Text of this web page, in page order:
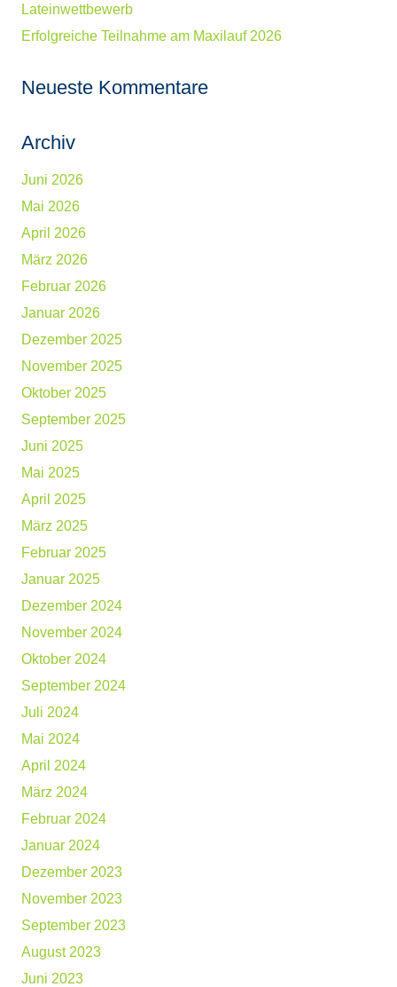
Lateinwettbewerb
Erfolgreiche Teilnahme am Maxilauf 2026
Neueste Kommentare
Archiv
Juni 2026
Mai 2026
April 2026
März 2026
Februar 2026
Januar 2026
Dezember 2025
November 2025
Oktober 2025
September 2025
Juni 2025
Mai 2025
April 2025
März 2025
Februar 2025
Januar 2025
Dezember 2024
November 2024
Oktober 2024
September 2024
Juli 2024
Mai 2024
April 2024
März 2024
Februar 2024
Januar 2024
Dezember 2023
November 2023
September 2023
August 2023
Juni 2023